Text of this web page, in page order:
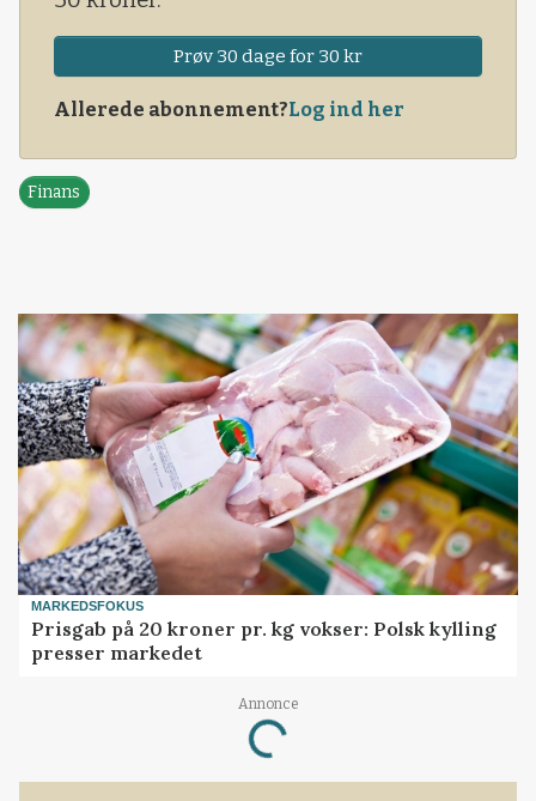
Prøv 30 dage for 30 kr
Allerede abonnement?Log ind her
Finans
MARKEDSFOKUS
Prisgab på 20 kroner pr. kg vokser: Polsk kylling
presser markedet
Annonce
Loading...